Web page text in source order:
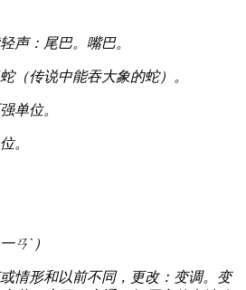
声：尾巴。嘴巴。
（传说中能吞大象的蛇）。
单位。
。
ㄢˋ）
或情形和以前不同，更改：变调。变